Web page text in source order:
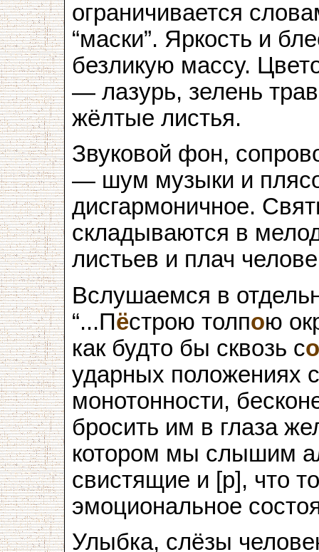
ограничивается
“маски”. Яркость и
безликую массу.
— лазурь, зелень
жёлтые листья.
Звуковой фон,
— шум музыки и
дисгармоничное.
складываются в
листьев и плач
Вслушаемся в
“...Пёстрою толпою
как будто бы сквозь со
ударных положениях
монотонности,
бросить им в глаза
котором мы слышим
свистящие и [р], что
эмоциональное
Улыбка, слёзы